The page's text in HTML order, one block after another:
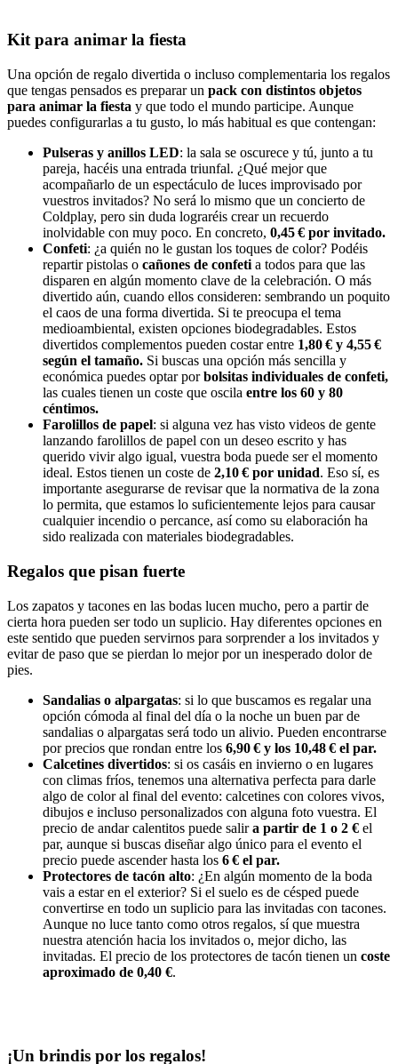
Kit para animar la fiesta
Una opción de regalo divertida o incluso complementaria los regalos
que tengas pensados es preparar un pack con distintos objetos
para animar la fiesta y que todo el mundo participe. Aunque
puedes configurarlas a tu gusto, lo más habitual es que contengan:
Pulseras y anillos LED: la sala se oscurece y tú, junto a tu
pareja, hacéis una entrada triunfal. ¿Qué mejor que
acompañarlo de un espectáculo de luces improvisado por
vuestros invitados? No será lo mismo que un concierto de
Coldplay, pero sin duda lograréis crear un recuerdo
inolvidable con muy poco. En concreto, 0,45 € por invitado.
Confeti: ¿a quién no le gustan los toques de color? Podéis
repartir pistolas o cañones de confeti a todos para que las
disparen en algún momento clave de la celebración. O más
divertido aún, cuando ellos consideren: sembrando un poquito
el caos de una forma divertida. Si te preocupa el tema
medioambiental, existen opciones biodegradables. Estos
divertidos complementos pueden costar entre 1,80 € y 4,55 €
según el tamaño. Si buscas una opción más sencilla y
económica puedes optar porbolsitas individuales de confeti,
las cuales tienen un coste que oscila entre los 60 y 80
céntimos.
Farolillos de papel: si alguna vez has visto videos de gente
lanzando farolillos de papel con un deseo escrito y has
querido vivir algo igual, vuestra boda puede ser el momento
ideal. Estos tienen un coste de 2,10 € por unidad. Eso sí, es
importante asegurarse de revisar que la normativa de la zona
lo permita, que estamos lo suficientemente lejos para causar
cualquier incendio o percance, así como su elaboración ha
sido realizada con materiales biodegradables.
Regalos que pisan fuerte
Los zapatos y tacones en las bodas lucen mucho, pero a partir de
cierta hora pueden ser todo un suplicio. Hay diferentes opciones en
este sentido que pueden servirnos para sorprender a los invitados y
evitar de paso que se pierdan lo mejor por un inesperado dolor de
pies.
Sandalias o alpargatas: si lo que buscamos es regalar una
opción cómoda al final del día o la noche un buen par de
sandalias o alpargatas será todo un alivio. Pueden encontrarse
por precios que rondan entre los 6,90 € y los 10,48 € el par.
Calcetines divertidos: si os casáis en invierno o en lugares
con climas fríos, tenemos una alternativa perfecta para darle
algo de color al final del evento: calcetines con colores vivos,
dibujos e incluso personalizados con alguna foto vuestra. El
precio de andar calentitos puede salira partir de 1 o 2 € el
par, aunque si buscas diseñar algo único para el evento el
precio puede ascender hasta los 6 € el par.
Protectores de tacón alto: ¿En algún momento de la boda
vais a estar en el exterior? Si el suelo es de césped puede
convertirse en todo un suplicio para las invitadas con tacones.
Aunque no luce tanto como otros regalos, sí que muestra
nuestra atención hacia los invitados o, mejor dicho, las
invitadas. El precio de los protectores de tacón tienen un coste
aproximado de 0,40 €.
¡Un brindis por los regalos!